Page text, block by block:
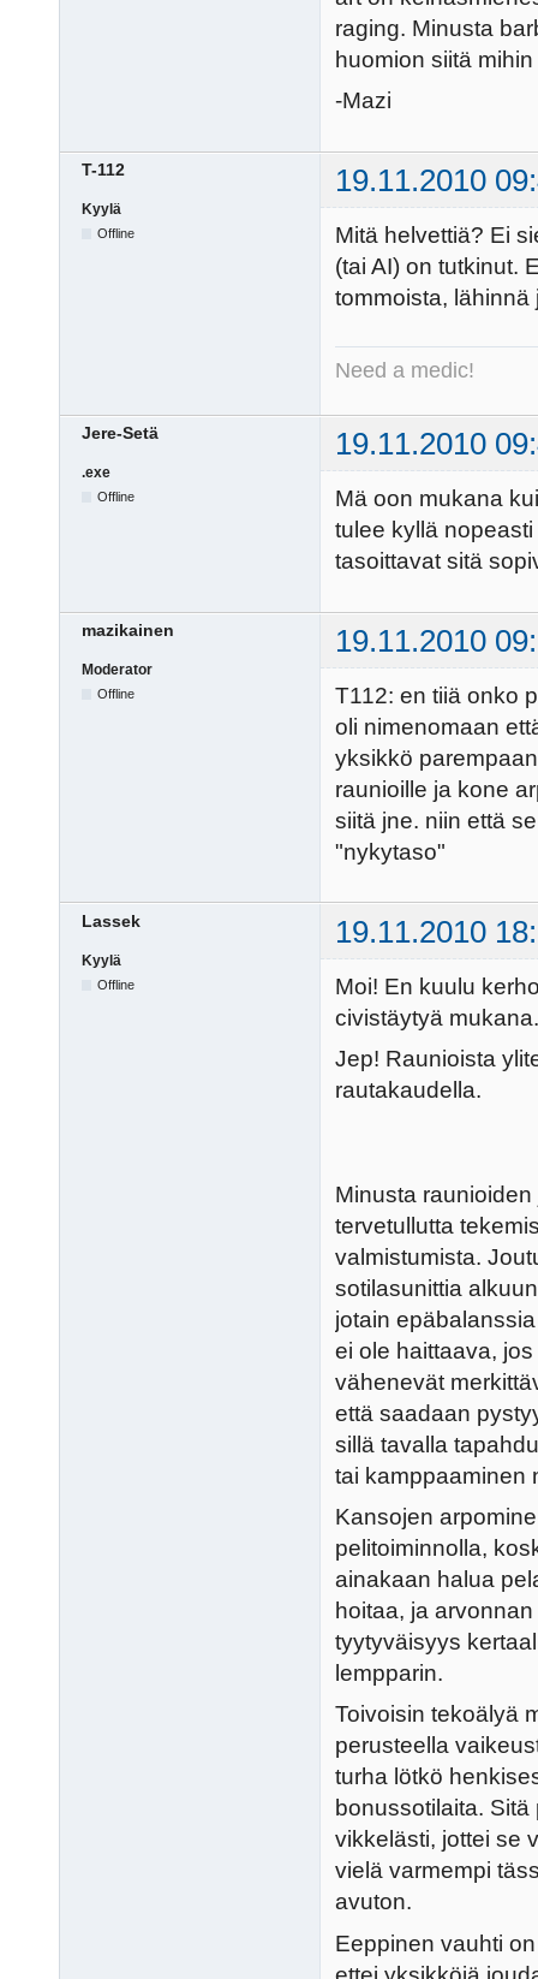
raging. Minusta
huomion siitä
-Mazi
T-112 19.11.2010
Kyylä
Offline
Mitä helvettiä? Ei
(tai AI) on tutkinut.
tommoista,
Need a medic!
Jere-Setä 19.11.2010
.exe
Offline
Mä oon mukana
tulee kyllä
tasoittavat sitä
mazikainen 19.11.2010
Moderator
Offline
T112: en tiiä onko
oli nimenomaan
yksikkö
raunioille ja kone
siitä jne. niin että
"nykytaso"
Lassek 19.11.2010
Kyylä
Offline
Moi! En kuulu
civistäytyä mukana.
Jep! Raunioista
rautakaudella.
Minusta
tervetullutta
valmistumista.
sotilasunittia
jotain
ei ole haittaava,
vähenevät
että saadaan
sillä tavalla
tai kamppaaminen
Kansojen
pelitoiminnolla,
ainakaan halua
hoitaa, ja
tyytyväisyys
lempparin.
Toivoisin tekoälyä
perusteella
turha lötkö
bonussotilaita.
vikkelästi, jottei se
vielä varmempi
avuton.
Eeppinen vauhti